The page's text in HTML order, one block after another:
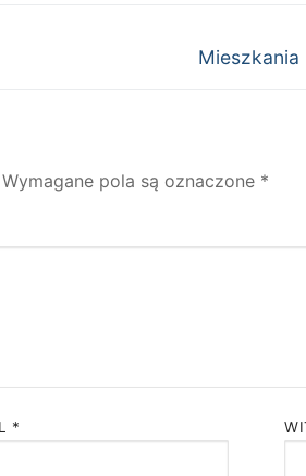
Następny
Wymagane pola są oznaczone *
*